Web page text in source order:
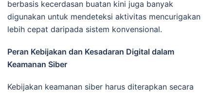
berbasis kecerdasan buatan kini juga banyak
digunakan untuk mendeteksi aktivitas mencurigakan
lebih cepat daripada sistem konvensional.
Peran Kebijakan dan Kesadaran Digital dalam
Keamanan Siber
Kebijakan keamanan siber harus diterapkan secara